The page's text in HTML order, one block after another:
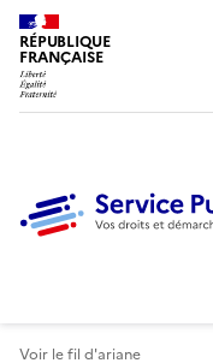
RÉPUBLIQUE
FRANÇAISE
Voir le fil d'ariane